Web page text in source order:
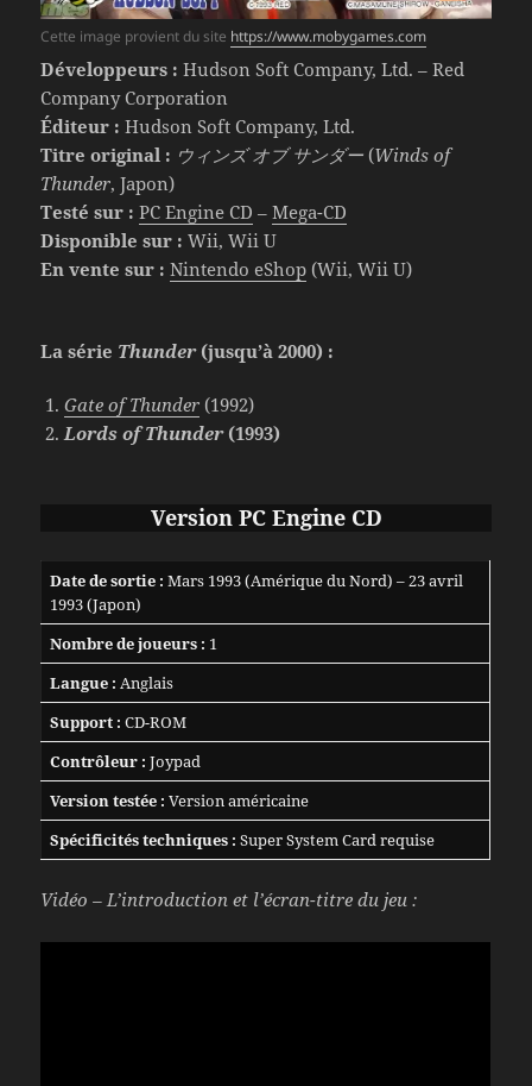
Cette image provient du site https://www.mobygames.com
Développeurs : Hudson Soft Company, Ltd. – Red
Company Corporation
Éditeur : Hudson Soft Company, Ltd.
Titre original : ウィンズ オブ サンダー (Winds of
Thunder, Japon)
Testé sur : PC Engine CD –Mega-CD
Disponible sur : Wii, Wii U
En vente sur : Nintendo eShop (Wii, Wii U)
La série Thunder(jusqu’à 2000) :
Gate of Thunder (1992)
Lords of Thunder(1993)
Version PC Engine CD
Date de sortie : Mars 1993 (Amérique du Nord) – 23 avril
1993 (Japon)
Nombre de joueurs : 1
Langue : Anglais
Support : CD-ROM
Contrôleur : Joypad
Version testée : Version américaine
Spécificités techniques : Super System Card requise
Vidéo – L’introduction et l’écran-titre du jeu :